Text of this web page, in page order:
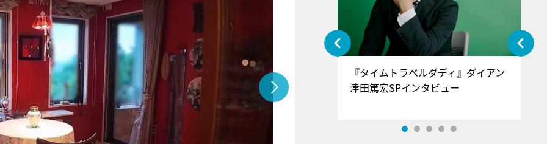
『アイ＝ラブ！げーみんぐ』＝LOV
E齋藤樹愛羅＆佐々木舞香SPインタ
ビュー
『タイムトラベルダディ』ダイアン
津田篤宏SPインタビュー